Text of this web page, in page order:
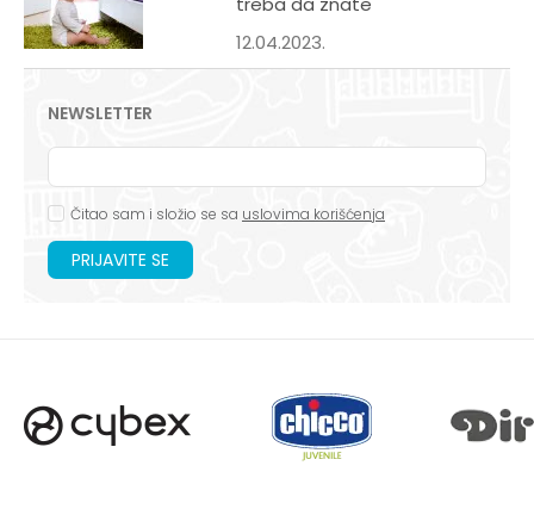
12.04.2023.
NEWSLETTER
Čitao sam i složio se sa uslovima korišćenja
PRIJAVITE SE